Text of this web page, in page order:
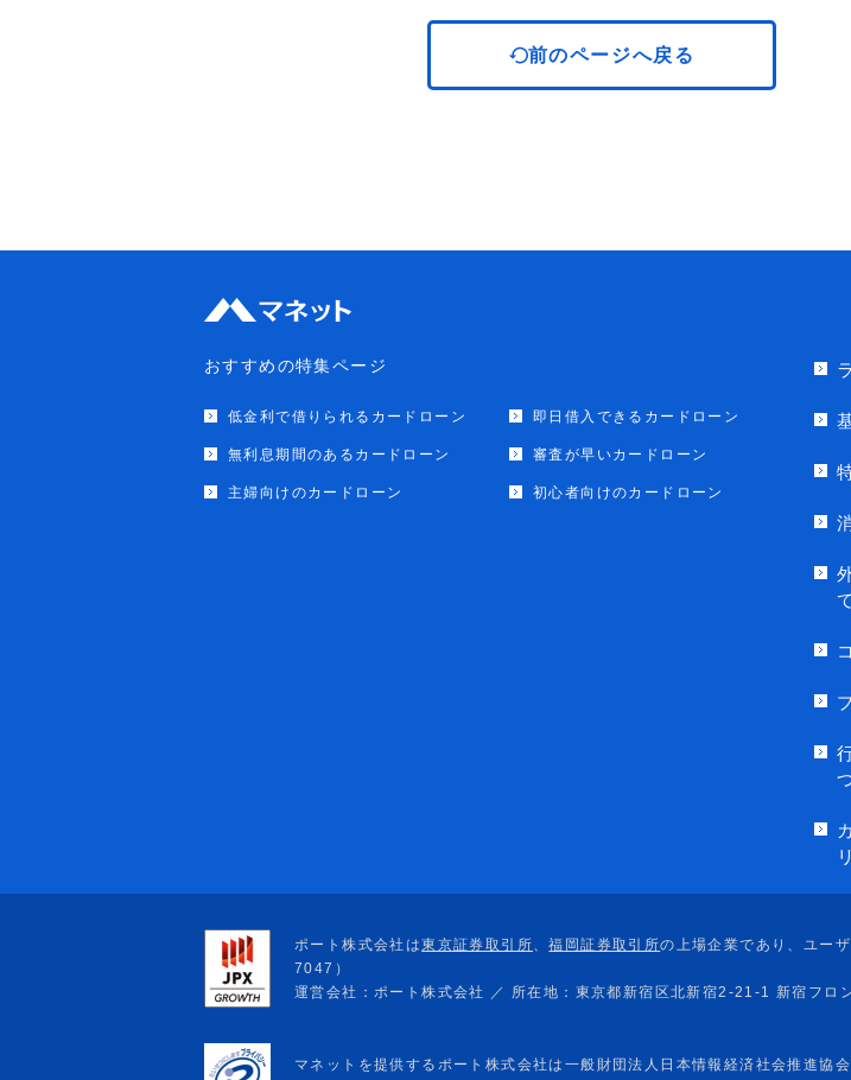
前のページへ戻る
おすすめの特集ページ
低金利で借りられるカードローン 即日借入できるカードローン
無利息期間のあるカードローン 審査が早いカードローン
主婦向けのカードローン 初心者向けのカードローン
て